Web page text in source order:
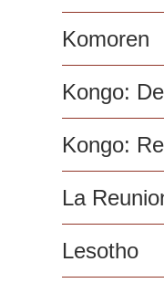
Komoren
Kongo:
Kongo:
La
Lesotho